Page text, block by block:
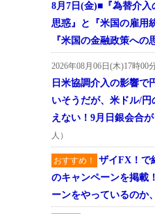
8月7日(金)■『為替介
思惑』と『米国の雇用
『米国の金融政策へ
2026年08月06日(木)17時00
日米協調介入の影響で
いそうだが、米ドル/
えない！9月日銀会合
人）
おすすめ！
ザイFX！で
のキャンペーンを掲載
ーンをやっているのか